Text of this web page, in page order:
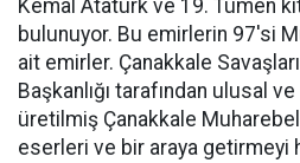
Kemal Atatürk ve 19. Tümen
bulunuyor. Bu emirlerin 97'si
ait emirler. Çanakkale
Başkanlığı tarafından ulusal
üretilmiş Çanakkale
eserleri ve bir araya getirmeyi